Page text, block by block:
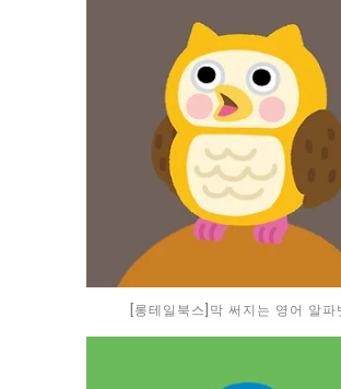
[롱테일북스]막 써지는 영어 알파